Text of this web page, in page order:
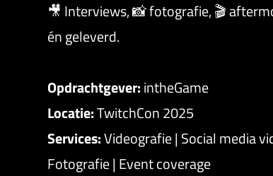
🎥 Interviews, 📸 fotografie, 🎬
én geleverd.
Opdrachtgever: intheGame
Locatie:TwitchCon 2025
Services:Videografie | Social media
Fotografie | Event coverage